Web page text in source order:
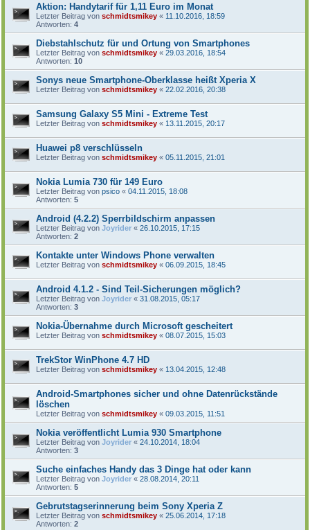
Aktion: Handytarif für 1,11 Euro im Monat
Letzter Beitrag von schmidtsmikey « 11.10.2016, 18:59
Antworten: 4
Diebstahlschutz für und Ortung von Smartphones
Letzter Beitrag von schmidtsmikey « 29.03.2016, 18:54
Antworten: 10
Sonys neue Smartphone-Oberklasse heißt Xperia X
Letzter Beitrag von schmidtsmikey « 22.02.2016, 20:38
Samsung Galaxy S5 Mini - Extreme Test
Letzter Beitrag von schmidtsmikey « 13.11.2015, 20:17
Huawei p8 verschlüsseln
Letzter Beitrag von schmidtsmikey « 05.11.2015, 21:01
Nokia Lumia 730 für 149 Euro
Letzter Beitrag von psico « 04.11.2015, 18:08
Antworten: 5
Android (4.2.2) Sperrbildschirm anpassen
Letzter Beitrag von Joyrider « 26.10.2015, 17:15
Antworten: 2
Kontakte unter Windows Phone verwalten
Letzter Beitrag von schmidtsmikey « 06.09.2015, 18:45
Android 4.1.2 - Sind Teil-Sicherungen möglich?
Letzter Beitrag von Joyrider « 31.08.2015, 05:17
Antworten: 3
Nokia-Übernahme durch Microsoft gescheitert
Letzter Beitrag von schmidtsmikey « 08.07.2015, 15:03
TrekStor WinPhone 4.7 HD
Letzter Beitrag von schmidtsmikey « 13.04.2015, 12:48
Android-Smartphones sicher und ohne Datenrückstände
löschen
Letzter Beitrag von schmidtsmikey « 09.03.2015, 11:51
Nokia veröffentlicht Lumia 930 Smartphone
Letzter Beitrag von Joyrider « 24.10.2014, 18:04
Antworten: 3
Suche einfaches Handy das 3 Dinge hat oder kann
Letzter Beitrag von Joyrider « 28.08.2014, 20:11
Antworten: 5
Gebrutstagserinnerung beim Sony Xperia Z
Letzter Beitrag von schmidtsmikey « 25.06.2014, 17:18
Antworten: 2